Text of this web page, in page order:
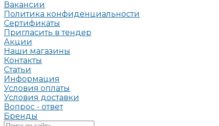
Вакансии
Политика конфиденциальности
Сертификаты
Пригласить в тендер
Акции
Наши магазины
Контакты
Статьи
Информация
Условия оплаты
Условия доставки
Вопрос - ответ
Бренды